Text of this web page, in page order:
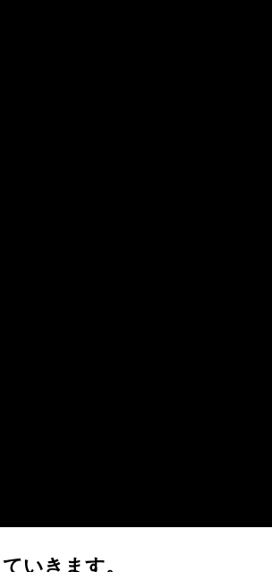
いきます。